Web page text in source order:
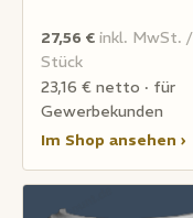
27,56 € inkl. MwSt. /
Stück
23,16 € netto · für
Gewerbekunden
Im Shop ansehen ›